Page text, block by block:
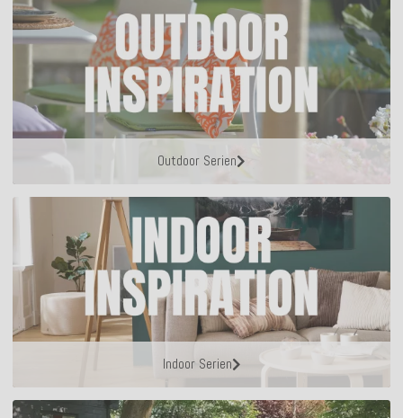
Outdoor Serien
Indoor Serien